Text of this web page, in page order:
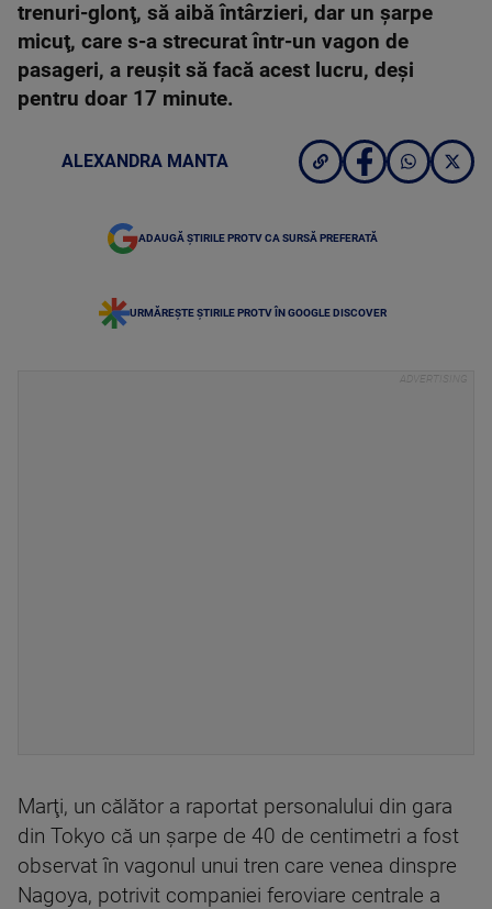
trenuri-glonţ, să aibă întârzieri, dar un şarpe
micuţ, care s-a strecurat într-un vagon de
pasageri, a reuşit să facă acest lucru, deşi
pentru doar 17 minute.
ALEXANDRA MANTA
ADAUGĂ ȘTIRILE PROTV CA SURSĂ PREFERATĂ
URMĂREȘTE ȘTIRILE PROTV ÎN GOOGLE DISCOVER
Marţi, un călător a raportat personalului din gara
din Tokyo că un şarpe de 40 de centimetri a fost
observat în vagonul unui tren care venea dinspre
Nagoya, potrivit companiei feroviare centrale a